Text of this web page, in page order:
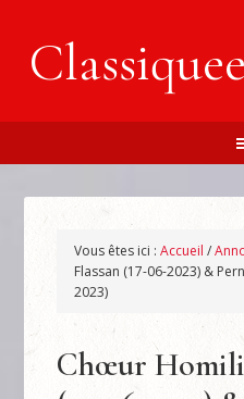
Vous êtes ici :Accueil /
Flassan (17-06-2023) &
2023)
Chœur